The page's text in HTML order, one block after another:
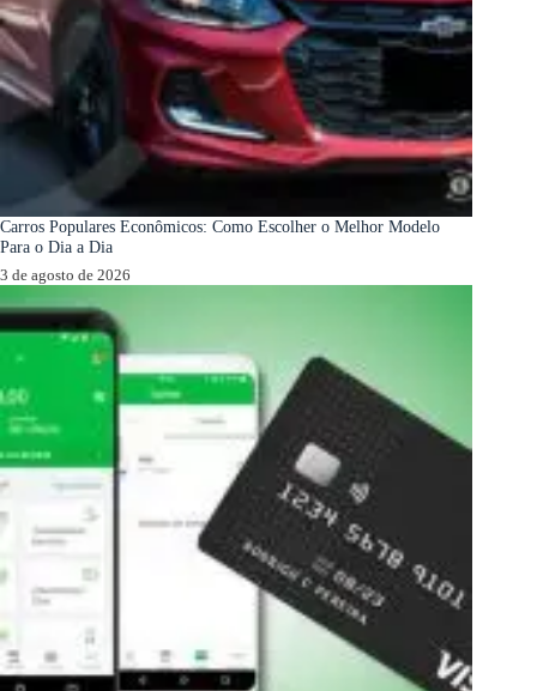
Carros Populares Econômicos: Como Escolher o Melhor Modelo
Para o Dia a Dia
3 de agosto de 2026